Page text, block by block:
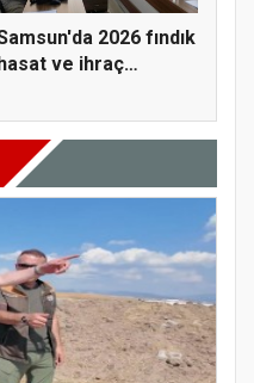
2026 fındık
ve ihraç